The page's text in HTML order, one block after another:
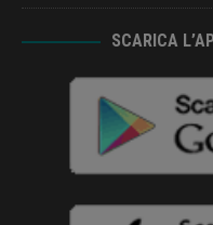
SCARICA